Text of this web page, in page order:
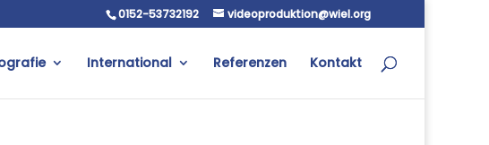
0152-53732192 videoproduktion@wiel.org
International Referenzen Kontakt